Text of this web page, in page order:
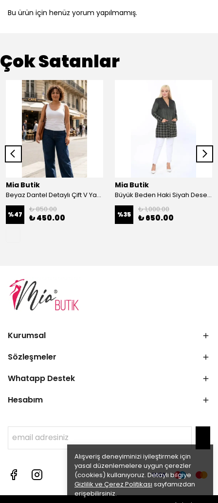
Alışveriş deneyiminizi iyileştirmek için
yasal düzenlemelere uygun çerezler
(cookies) kullanıyoruz. Detaylı bilgiye
Gizlilik ve Çerez Politikası sayfamızdan
erişebilirsiniz.
Bu ürün için henüz yorum yapılmamış.
Çok Satanlar
Mia Butik
Beyaz Dantel Detaylı Çift V Yaka Karşkorse Esnek Bluz
%47
₺ 850.00
₺ 450.00
Mia Butik
Büyük Beden Haki Siyah Desenli Hırka
%35
₺ 1,000.00
₺ 650.00
Kurumsal
Sözleşmeler
Whatapp Destek
Hesabım